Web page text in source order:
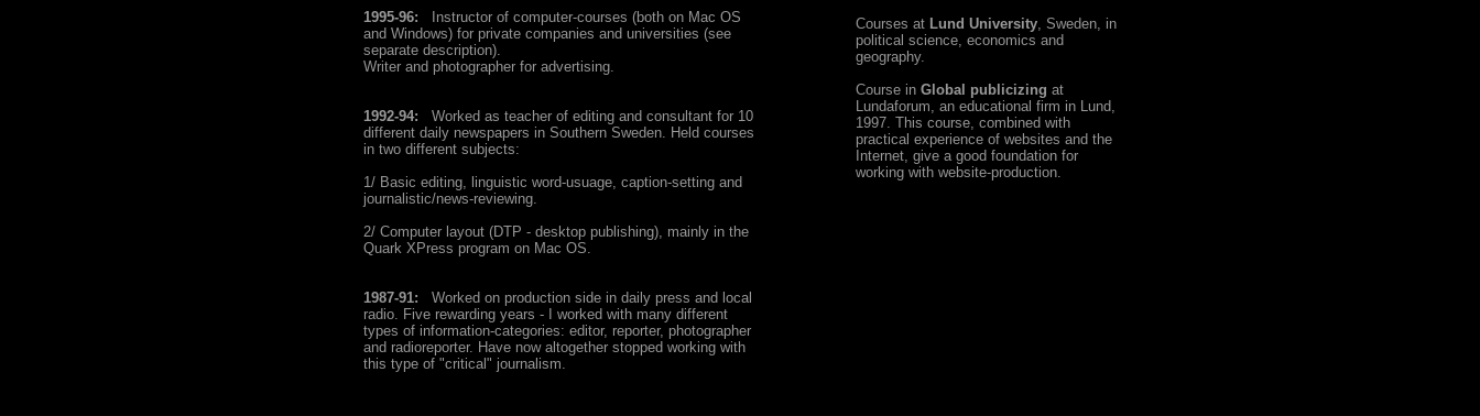
1995-96: Instructor of computer-courses (both on Mac OS
and Windows) for private companies and universities (see
separate description).
Writer and photographer for advertising.
1992-94: Worked as teacher of editing and consultant for 10
different daily newspapers in Southern Sweden. Held courses
in two different subjects:
1/ Basic editing, linguistic word-usuage, caption-setting and
journalistic/news-reviewing.
2/ Computer layout (DTP - desktop publishing), mainly in the
Quark XPress program on Mac OS.
1987-91: Worked on production side in daily press and local
radio. Five rewarding years - I worked with many different
types of information-categories: editor, reporter, photographer
and radioreporter. Have now altogether stopped working with
this type of "critical" journalism.
Courses at Lund University, Sweden, in
political science, economics and
geography.
Course in Global publicizing at
Lundaforum, an educational firm in Lund,
1997. This course, combined with
practical experience of websites and the
Internet, give a good foundation for
working with website-production.